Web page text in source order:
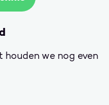
houden we nog even